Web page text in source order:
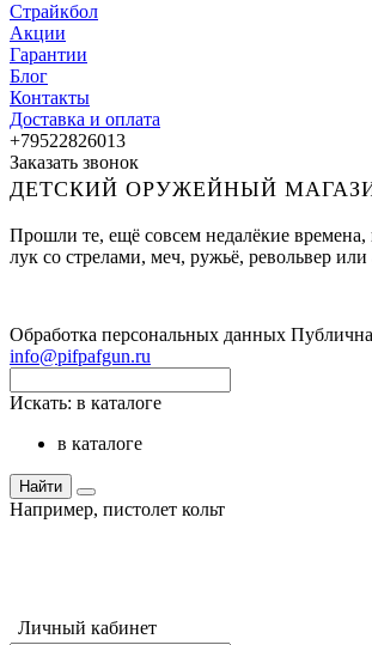
Страйкбол
Акции
Гарантии
Блог
Контакты
Доставка и оплата
+79522826013
Заказать звонок
ДЕТСКИЙ ОРУЖЕЙНЫЙ
Прошли те, ещё совсем недалёкие
лук со стрелами, меч, ружьё, револьвер
Обработка персональных данных
info@pifpafgun.ru
Искать: в каталоге
в каталоге
Найти
Например, пистолет кольт
Личный кабинет